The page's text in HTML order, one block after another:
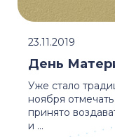
Уже стало
ноября
принято
и ...
День
23.11.2019